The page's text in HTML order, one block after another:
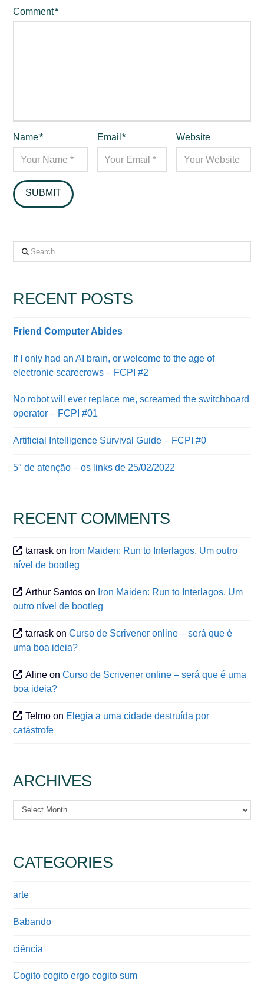
Comment*
Name* Email* Website
Search
RECENT POSTS
Friend Computer Abides
If I only had an AI brain, or welcome to the age of
electronic scarecrows – FCPI #2
No robot will ever replace me, screamed the switchboard
operator – FCPI #01
Artificial Intelligence Survival Guide – FCPI #0
5″ de atenção – os links de 25/02/2022
RECENT COMMENTS
tarrask on Iron Maiden: Run to Interlagos. Um outro
nível de bootleg
Arthur Santos on Iron Maiden: Run to Interlagos. Um
outro nível de bootleg
tarrask onCurso de Scrivener online – será que é
uma boa ideia?
Aline onCurso de Scrivener online – será que é uma
boa ideia?
Telmo on Elegia a uma cidade destruída por
catástrofe
ARCHIVES
Archives
CATEGORIES
arte
Babando
ciência
Cogito cogito ergo cogito sum